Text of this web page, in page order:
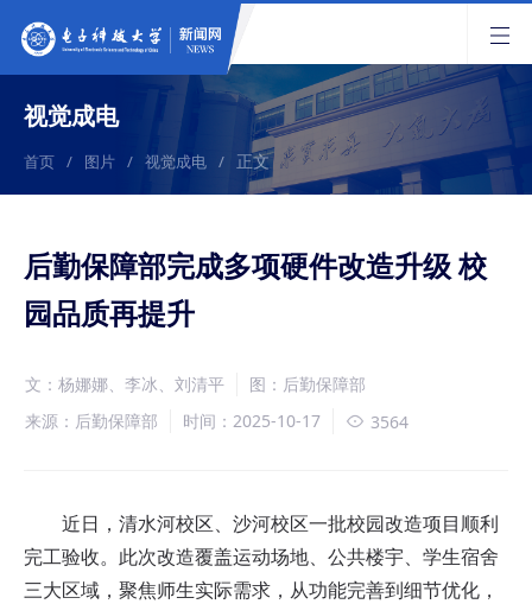
视觉成电
首页 / 图片 / 视觉成电 / 正文
后勤保障部完成多项硬件改造升级 校
园品质再提升
文：杨娜娜、李冰、刘清平
图：后勤保障部
来源：后勤保障部
时间：2025-10-17 3564
近日，清水河校区、沙河校区一批校园改造项目顺利
完工验收。此次改造覆盖运动场地、公共楼宇、学生宿舍
三大区域，聚焦师生实际需求，从功能完善到细节优化，